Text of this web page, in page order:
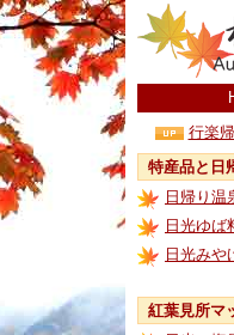
行楽
特産品と日
日帰り温
日光ゆば
日光みや
紅葉見所マ